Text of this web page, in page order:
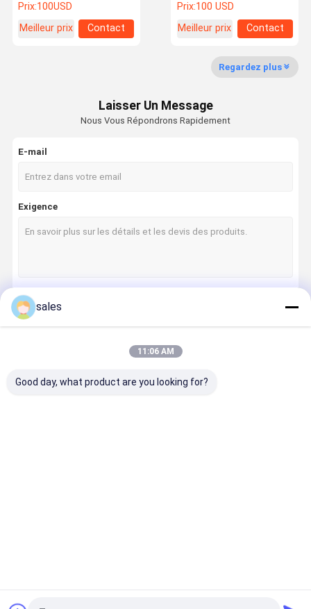
Visite De
Contrôle De
Les Affaires
Endoscope vétérinaire
Système d' endoscopie
Accessoires d'Endoscope
Prix du forfait
Cages et tables d'opération
Prix:100 USD
Meilleur prix
Contact
Prix:100USD
Meilleur prix
Contact
Regardez plus
Laisser Un Message
Nous Vous Répondrons Rapidement
E-mail
Exigence
sales
11:06 AM
Good day, what product are you looking for?